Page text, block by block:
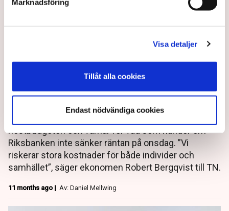
Marknadsföring
Visa detaljer
Tillåt alla cookies
Endast nödvändiga cookies
Tunga ekonomer: Så allvarlig
är Sveriges kris – ”Som en
snigel i brant uppförsbacke”
Svensk ekonomi går i snigelfart, arbetslösheten är
historiskt hög och risken för långvarigt utanförskap
höstbudgeten och varnar för vad som händer om
Riksbanken inte sänker räntan på onsdag. ”Vi
riskerar stora kostnader för både individer och
samhället”, säger ekonomen Robert Bergqvist till TN.
11 months ago | Av: Daniel Mellwing